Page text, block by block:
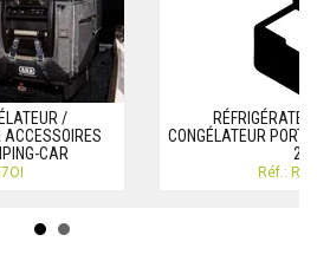
/
ACCESSOIRES
CAR
CONGÉLATEUR
Réf.: